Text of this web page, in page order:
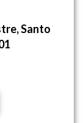
Santo